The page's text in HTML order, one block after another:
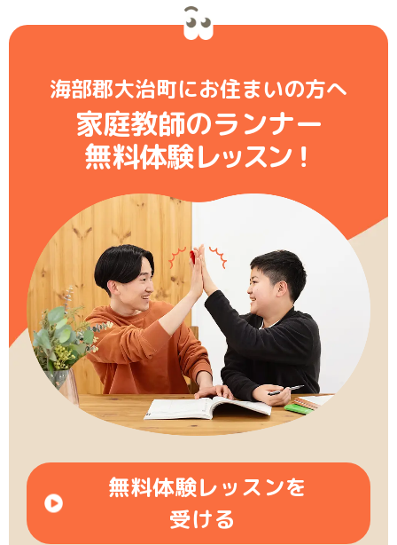
海部郡大治町にお住まいの方へ
家庭教師のランナー
無料体験レッスン！
無料体験レッスンを
受ける